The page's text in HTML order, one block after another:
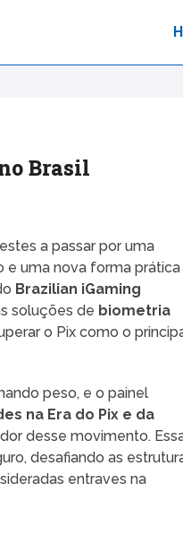
Brasil
a passar por uma
uma nova forma prática
Brazilian iGaming
soluções de biometria
o Pix como o
peso, e o painel
na Era do Pix e da
desse movimento.
desafiando as
entraves na